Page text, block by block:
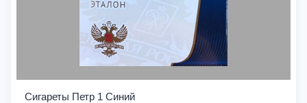
Сигареты Петр 1 Синий